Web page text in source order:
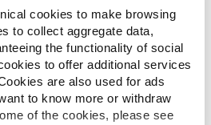
cookies to make browsing
to collect aggregate data,
the functionality of social
to offer additional services
are also used for ads
to know more or withdraw
of the cookies, please see
la storia di